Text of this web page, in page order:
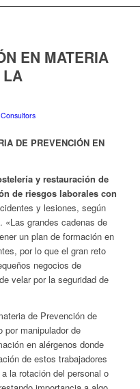
EN MATERIA
LA
DE PREVENCIÓN EN
y restauración de
de riesgos laborales con
y lesiones, según
«Las grandes cadenas de
un plan de formación en
por lo que el gran reto
negocios de
velar por la seguridad de
de Prevención de
por manipulador de
en alérgenos donde
de estos trabajadores
la rotación del personal o